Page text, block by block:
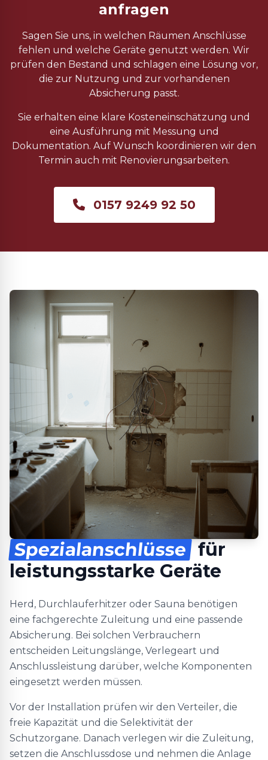
anfragen
Sagen Sie uns, in welchen Räumen Anschlüsse
fehlen und welche Geräte genutzt werden. Wir
prüfen den Bestand und schlagen eine Lösung vor,
die zur Nutzung und zur vorhandenen
Absicherung passt.
Sie erhalten eine klare Kosteneinschätzung und
eine Ausführung mit Messung und
Dokumentation. Auf Wunsch koordinieren wir den
Termin auch mit Renovierungsarbeiten.
0157 9249 92 50
Spezialanschlüsse für
leistungsstarke Geräte
Herd, Durchlauferhitzer oder Sauna benötigen
eine fachgerechte Zuleitung und eine passende
Absicherung. Bei solchen Verbrauchern
entscheiden Leitungslänge, Verlegeart und
Anschlussleistung darüber, welche Komponenten
eingesetzt werden müssen.
Vor der Installation prüfen wir den Verteiler, die
freie Kapazität und die Selektivität der
Schutzorgane. Danach verlegen wir die Zuleitung,
setzen die Anschlussdose und nehmen die Anlage